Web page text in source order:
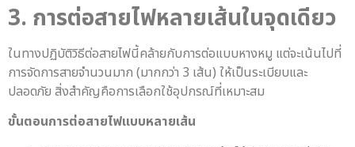
3. การต่อสายไฟหลายเส้นในจุดเดียว
ในทางปฏิบัติวิธีต่อสายไฟนี้คล้ายกับการต่อแบบหางหมู แต่จะเน้นไปที่
การจัดการสายจำนวนมาก (มากกว่า 3 เส้น) ให้เป็นระเบียบและ
ปลอดภัย สิ่งสำคัญคือการเลือกใช้อุปกรณ์ที่เหมาะสม
ขั้นตอนการต่อสายไฟแบบหลายเส้น